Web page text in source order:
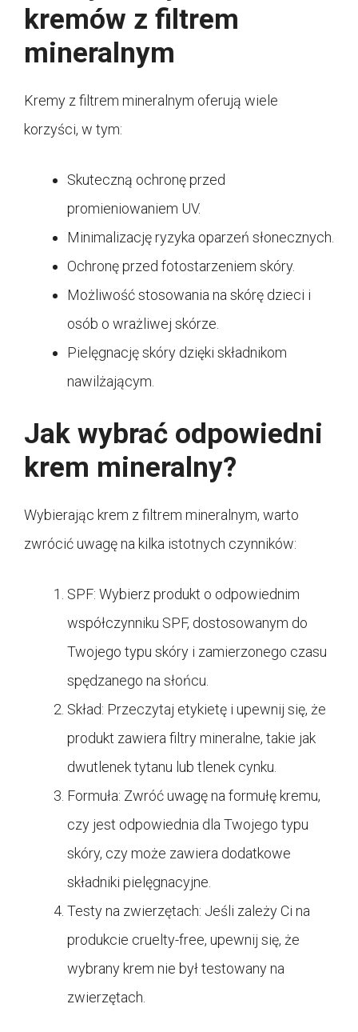
kremów z filtrem
mineralnym
Kremy z filtrem mineralnym oferują wiele
korzyści, w tym:
Skuteczną ochronę przed
promieniowaniem UV.
Minimalizację ryzyka oparzeń słonecznych.
Ochronę przed fotostarzeniem skóry.
Możliwość stosowania na skórę dzieci i
osób o wrażliwej skórze.
Pielęgnację skóry dzięki składnikom
nawilżającym.
Jak wybrać odpowiedni
krem mineralny?
Wybierając krem z filtrem mineralnym, warto
zwrócić uwagę na kilka istotnych czynników:
SPF: Wybierz produkt o odpowiednim
współczynniku SPF, dostosowanym do
Twojego typu skóry i zamierzonego czasu
spędzanego na słońcu.
Skład: Przeczytaj etykietę i upewnij się, że
produkt zawiera filtry mineralne, takie jak
dwutlenek tytanu lub tlenek cynku.
Formuła: Zwróć uwagę na formułę kremu,
czy jest odpowiednia dla Twojego typu
skóry, czy może zawiera dodatkowe
składniki pielęgnacyjne.
Testy na zwierzętach: Jeśli zależy Ci na
produkcie cruelty-free, upewnij się, że
wybrany krem nie był testowany na
zwierzętach.